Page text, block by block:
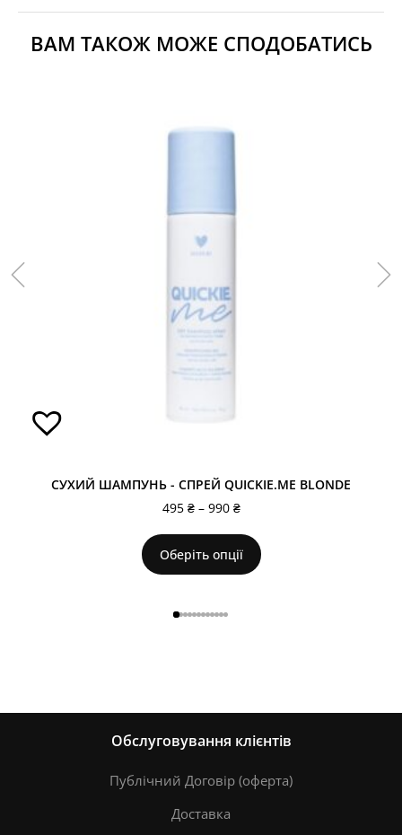
ВАМ ТАКОЖ МОЖЕ СПОДОБАТИСЬ
СУХИЙ ШАМПУНЬ - СПРЕЙ QUICKIE.ME BLONDE
495 ₴ – 990 ₴
Оберіть опції
Обслуговування клієнтів
Публічний Договір (оферта)
Доставка